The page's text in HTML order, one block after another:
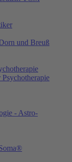
und Breuß
- Astro-